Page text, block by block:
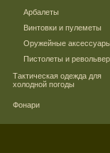
Арбалеты
Винтовки и пулеметы
Оружейные аксессуары
Пистолеты и
Тактическая одежда для
холодной погоды
Фонари